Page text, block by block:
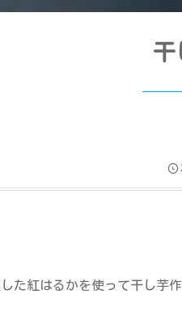
干
た紅はるかを使って干し芋作